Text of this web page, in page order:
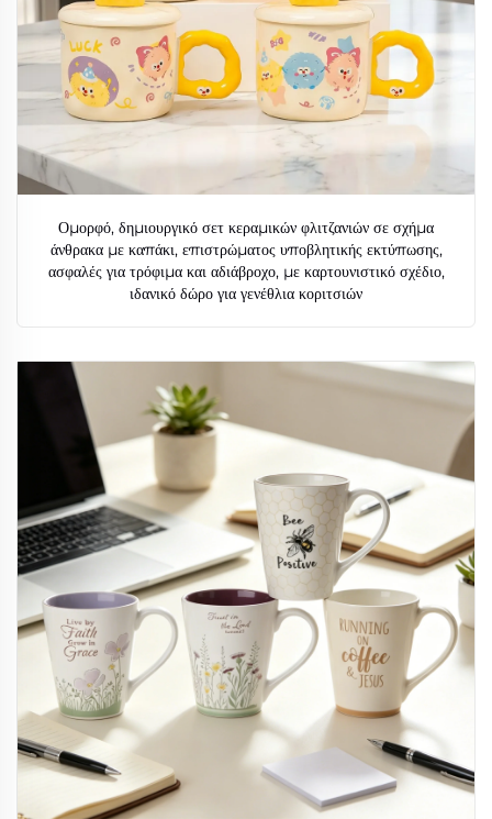
Ομορφό, δημιουργικό σετ κεραμικών φλιτζανιών σε σχήμα
άνθρακα με καπάκι, επιστρώματος υποβλητικής εκτύπωσης,
ασφαλές για τρόφιμα και αδιάβροχο, με καρτουνιστικό σχέδιο,
ιδανικό δώρο για γενέθλια κοριτσιών